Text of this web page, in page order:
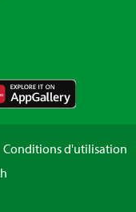
Conditions d'utilisation